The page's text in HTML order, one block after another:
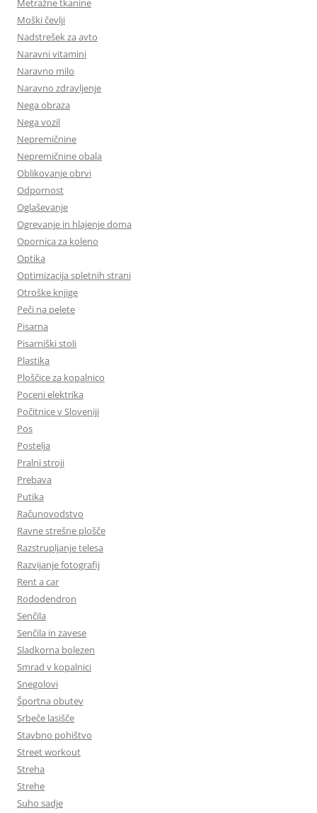
Metražne tkanine
Moški čevlji
Nadstrešek za avto
Naravni vitamini
Naravno milo
Naravno zdravljenje
Nega obraza
Nega vozil
Nepremičnine
Nepremičnine obala
Oblikovanje obrvi
Odpornost
Oglaševanje
Ogrevanje in hlajenje doma
Opornica za koleno
Optika
Optimizacija spletnih strani
Otroške knjige
Peči na pelete
Pisarna
Pisarniški stoli
Plastika
Ploščice za kopalnico
Poceni elektrika
Počitnice v Sloveniji
Pos
Postelja
Pralni stroji
Prebava
Putika
Računovodstvo
Ravne strešne plošče
Razstrupljanje telesa
Razvijanje fotografij
Rent a car
Rododendron
Senčila
Senčila in zavese
Sladkorna bolezen
Smrad v kopalnici
Snegolovi
Športna obutev
Srbeče lasišče
Stavbno pohištvo
Street workout
Streha
Strehe
Suho sadje